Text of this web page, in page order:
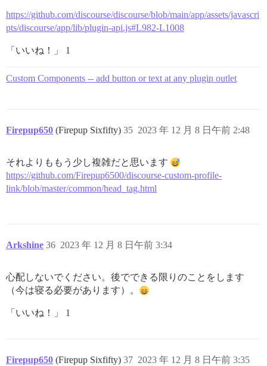
https://github.com/discourse/discourse/blob/main/app/assets/javascri
pts/discourse/app/lib/plugin-api.js#L982-L1008
「いいね！」 1
Custom Components -- add button or text at any plugin outlet
Firepup650 (Firepup Sixfifty) 2023 年 12 月 8 日午前 2:48
35
それよりももう少し複雑だと思います
https://github.com/Firepup6500/discourse-custom-profile-
link/blob/master/common/head_tag.html
Arkshine 2023 年 12 月 8 日午前 3:34
36
心配しないでください。後でできる限りのことをします
（今は寝る必要があります）。
「いいね！」 1
Firepup650 (Firepup Sixfifty) 2023 年 12 月 8 日午前 3:35
37